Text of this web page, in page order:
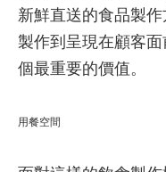
新鮮直送的食品製作
製作到呈現在顧客
個最重要的價值。
用餐空間